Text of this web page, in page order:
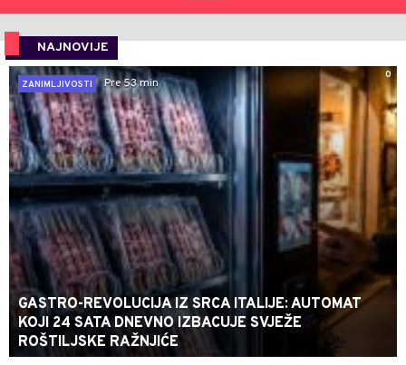
NAJNOVIJE
0
ZANIMLJIVOSTI
Pre 53 min
GASTRO-REVOLUCIJA IZ SRCA ITALIJE: AUTOMAT
KOJI 24 SATA DNEVNO IZBACUJE SVJEŽE
ROŠTILJSKE RAŽNJIĆE